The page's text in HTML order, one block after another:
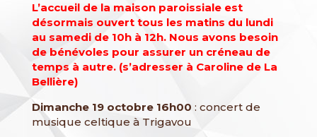
L’accueil de la maison paroissiale est
désormais ouvert tous les matins du lundi
au samedi de 10h à 12h. Nous avons besoin
de bénévoles pour assurer un créneau de
temps à autre. (s’adresser à Caroline de La
Bellière)
Dimanche 19 octobre 16h00 : concert de
musique celtique à Trigavou